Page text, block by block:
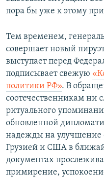
пора бы уже к этому
Тем временем,
совершает новый
выступает перед
подписывает свежую
политики РФ». В
соотечественникам ни
ритуального
обновленной
надежды на
Грузией и США в
документах
примирение,